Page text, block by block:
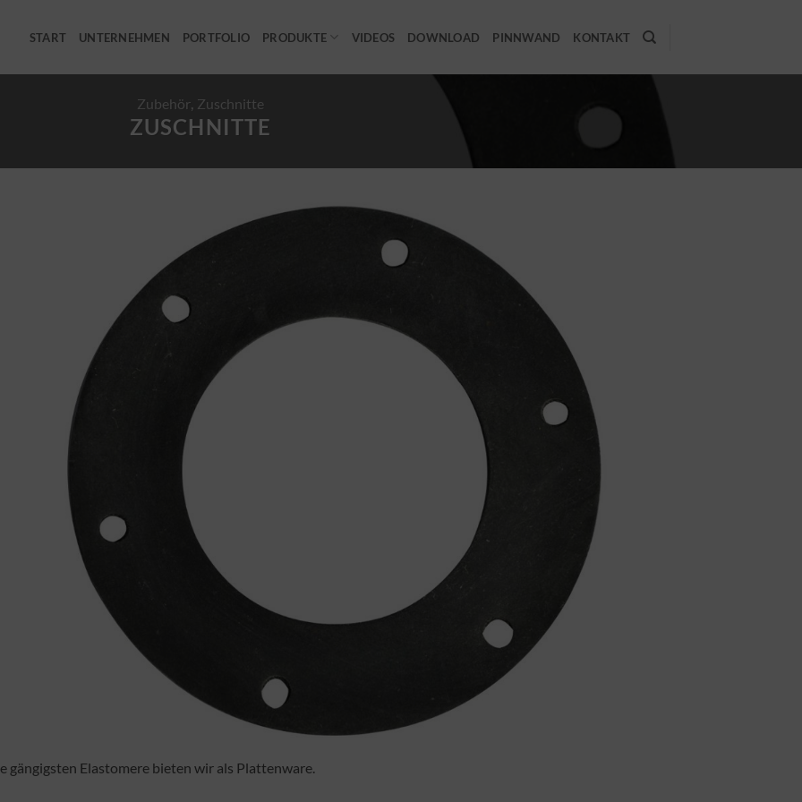
START UNTERNEHMEN PORTFOLIO PRODUKTE VIDEOS DOWNLOAD PINNWAND KONTAKT
Zubehör, Zuschnitte
ZUSCHNITTE
gängigsten Elastomere bieten wir als Plattenware.